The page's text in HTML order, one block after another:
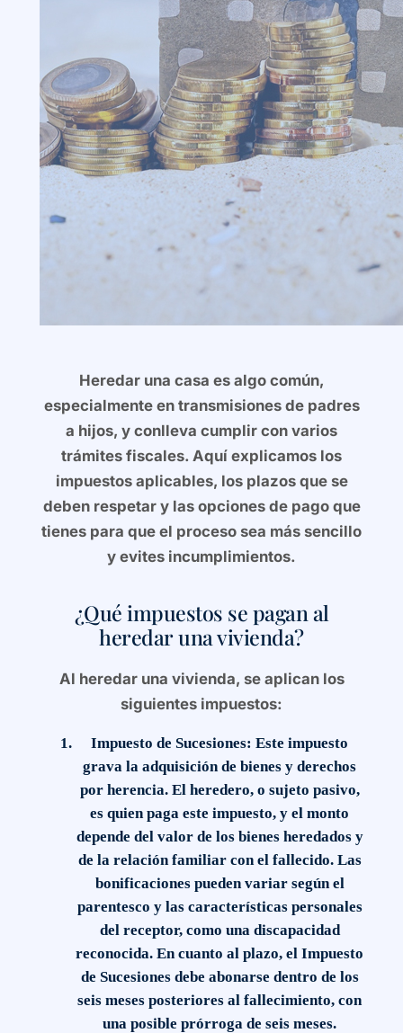
Heredar una casa es algo común,
especialmente en transmisiones de padres
a hijos, y conlleva cumplir con varios
trámites fiscales. Aquí explicamos los
impuestos aplicables, los plazos que se
deben respetar y las opciones de pago que
tienes para que el proceso sea más sencillo
y evites incumplimientos.
¿Qué impuestos se pagan al
heredar una vivienda?
Al heredar una vivienda, se aplican los
siguientes impuestos:
Impuesto de Sucesiones: Este impuesto
grava la adquisición de bienes y derechos
por herencia. El heredero, o sujeto pasivo,
es quien paga este impuesto, y el monto
depende del valor de los bienes heredados y
de la relación familiar con el fallecido. Las
bonificaciones pueden variar según el
parentesco y las características personales
del receptor, como una discapacidad
reconocida. En cuanto al plazo, el Impuesto
de Sucesiones debe abonarse dentro de los
seis meses posteriores al fallecimiento, con
una posible prórroga de seis meses.